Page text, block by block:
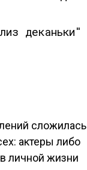
сложилась
актеры либо
личной жизни